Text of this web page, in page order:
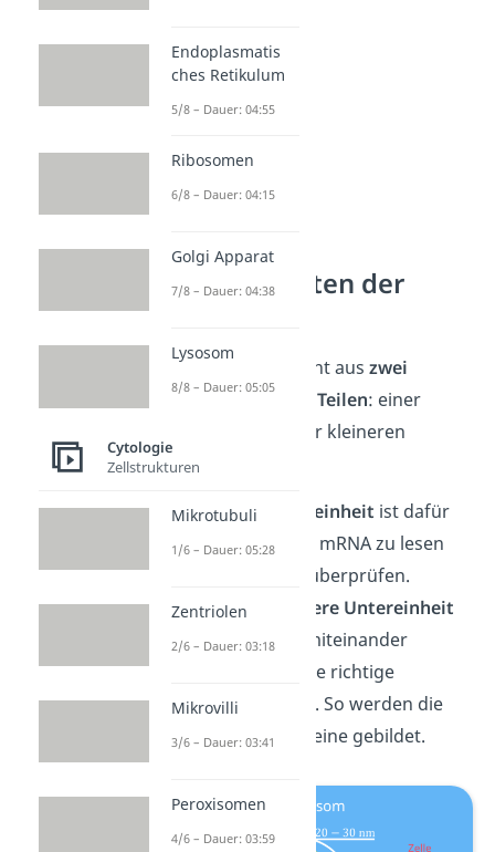
Untereinheiten der
Ein Ribosom besteht auszwei
unterschiedlichen Teilen: einer
größeren und einer kleineren
Untereinheit.
Diekleinere Untereinheit ist dafür
verantwortlich, die mRNA zu lesen
und auf Fehler zu überprüfen.
Während die
größere Untereinheit
die Aminosäuren miteinander
verbindet und in die richtige
Reihenfolge bringt. So werden die
gewünschten Proteine gebildet.
Endoplasmatis
ches Retikulum
5/8 – Dauer: 04:55
Ribosomen
6/8 – Dauer: 04:15
Golgi Apparat
7/8 – Dauer: 04:38
Lysosom
8/8 – Dauer: 05:05
Cytologie
Zellstrukturen
Mikrotubuli
1/6 – Dauer: 05:28
Zentriolen
2/6 – Dauer: 03:18
Mikrovilli
3/6 – Dauer: 03:41
Peroxisomen
4/6 – Dauer: 03:59